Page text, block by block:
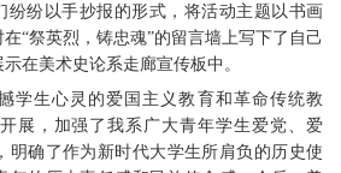
纷纷以手抄报的形式，将活动主题以书画
“祭英烈，铸忠魂”的留言墙上写下了自己
在美术史论系走廊宣传板中。
学生心灵的爱国主义教育和革命传统教
展，加强了我系广大青年学生爱党、爱
明确了作为新时代大学生所肩负的历史使